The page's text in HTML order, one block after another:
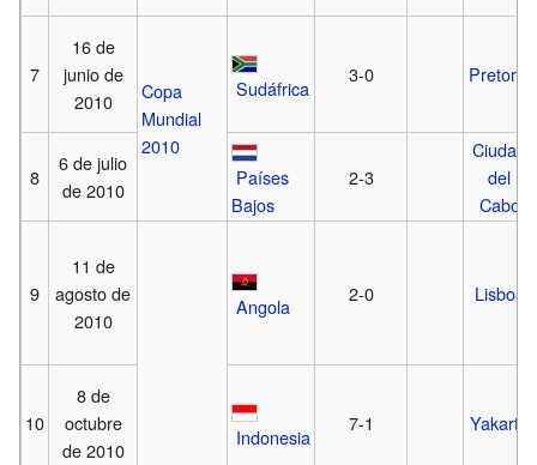
7
16 de
junio de
2010
Copa
Mundial
2010
Sudáfrica
3-0 Pretoria
8
6 de julio
de 2010
Países
Bajos
2-3
Ciudad
del
Cabo
9
11 de
agosto de
2010
Angola
2-0 Lisboa
10
8 de
octubre
de 2010
Indonesia
7-1 Yakarta